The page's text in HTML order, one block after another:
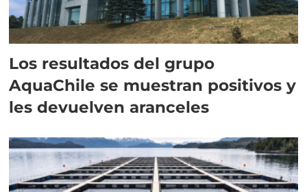
Los resultados del grupo
AquaChile se muestran positivos y
les devuelven aranceles